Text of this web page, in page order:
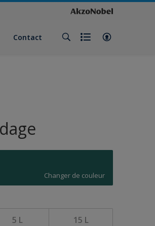
Contact
Changer de couleur
5 L 15 L